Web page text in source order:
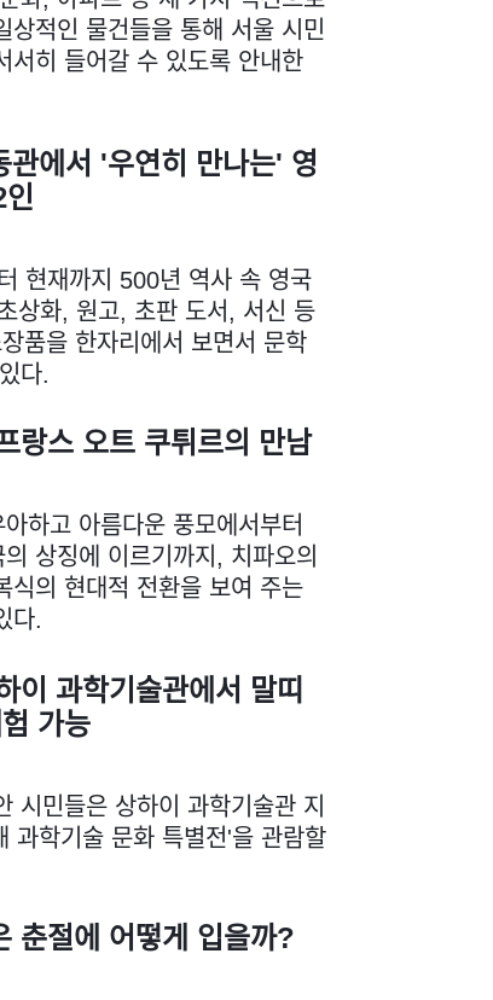
상적인 물건들을 통해 서울 시민
서히 들어갈 수 있도록 안내한
관에서 '우연히 만나는' 영
현재까지 500년 역사 속 영국
상화, 원고, 초판 도서, 서신 등
품을 한자리에서 보면서 문학
다.
랑스 오트 쿠튀르의 만남
하고 아름다운 풍모에서부터
상징에 이르기까지, 치파오의
식의 현대적 전환을 보여 주는
다.
이 과학기술관에서 말띠
가능
시민들은 상하이 과학기술관 지
과학기술 문화 특별전'을 관람할
춘절에 어떻게 입을까?